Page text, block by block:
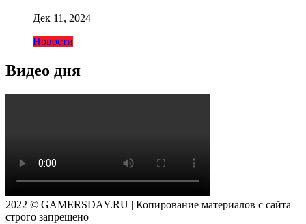
Дек 11, 2024
Новости
Видео дня
2022 © GAMERSDAY.RU | Копирование материалов с сайта
строго запрещено